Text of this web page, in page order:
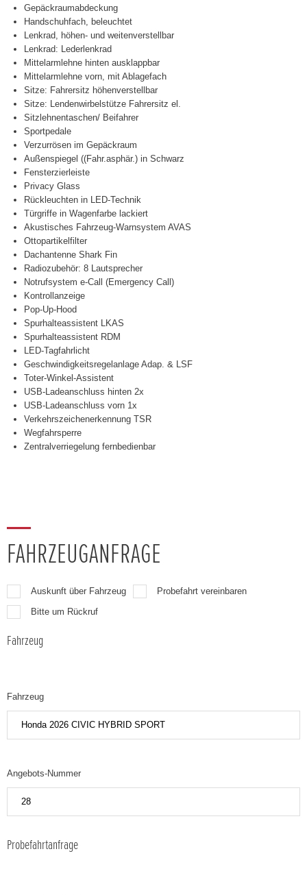
Gepäckraumabdeckung
Handschuhfach, beleuchtet
Lenkrad, höhen- und weitenverstellbar
Lenkrad: Lederlenkrad
Mittelarmlehne hinten ausklappbar
Mittelarmlehne vorn, mit Ablagefach
Sitze: Fahrersitz höhenverstellbar
Sitze: Lendenwirbelstütze Fahrersitz el.
Sitzlehnentaschen/ Beifahrer
Sportpedale
Verzurrösen im Gepäckraum
Außenspiegel ((Fahr.asphär.) in Schwarz
Fensterzierleiste
Privacy Glass
Rückleuchten in LED-Technik
Türgriffe in Wagenfarbe lackiert
Akustisches Fahrzeug-Warnsystem AVAS
Ottopartikelfilter
Dachantenne Shark Fin
Radiozubehör: 8 Lautsprecher
Notrufsystem e-Call (Emergency Call)
Kontrollanzeige
Pop-Up-Hood
Spurhalteassistent LKAS
Spurhalteassistent RDM
LED-Tagfahrlicht
Geschwindigkeitsregelanlage Adap. & LSF
Toter-Winkel-Assistent
USB-Ladeanschluss hinten 2x
USB-Ladeanschluss vorn 1x
Verkehrszeichenerkennung TSR
Wegfahrsperre
Zentralverriegelung fernbedienbar
FAHRZEUGANFRAGE
Auskunft über Fahrzeug
Probefahrt vereinbaren
Bitte um Rückruf
Fahrzeug
Fahrzeug
Angebots-Nummer
Probefahrtanfrage